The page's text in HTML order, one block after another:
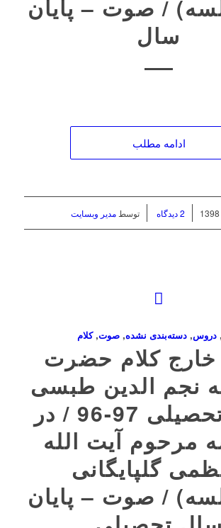
/ صوت – پایان
سال
ادامه مطلب
2 دیدگاه توسطمدیر وبسایت
,دروس,دسته‌بندی نشده,صوت,کلام
کلام حضرت
نجم الدین طبسی
-سال تحصیلی 97-96 / در
مرحوم آیت الله
گلپایگانی
/ صوت – پایان